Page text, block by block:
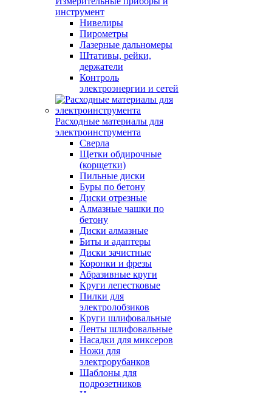
инструмент
Нивелиры
Пирометры
Лазерные дальномеры
Штативы, рейки,
держатели
Контроль
электроэнергии и сетей
Расходные материалы для
электроинструмента
Сверла
Щетки обдирочные
(корщетки)
Пильные диски
Буры по бетону
Диски отрезные
Алмазные чашки по
бетону
Диски алмазные
Биты и адаптеры
Диски зачистные
Коронки и фрезы
Абразивные круги
Круги лепестковые
Пилки для
электролобзиков
Круги шлифовальные
Ленты шлифовальные
Насадки для миксеров
Ножи для
электрорубанков
Шаблоны для
подрозетников